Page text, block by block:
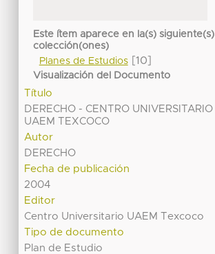
Este ítem aparece en la(s) siguiente(s)
colección(ones)
Planes de Estudios[10]
Visualización del Documento
Título
DERECHO - CENTRO UNIVERSITARIO
UAEM TEXCOCO
Autor
DERECHO
Fecha de publicación
2004
Editor
Centro Universitario UAEM Texcoco
Tipo de documento
Plan de Estudio